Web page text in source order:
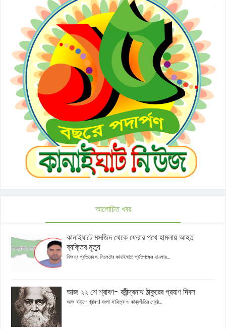
আলোচিত খবর
কানাইঘাটে মসজিদ থেকে ফেরার পথে হামলায় আহত
ব্যক্তির মৃত্যু
নিজস্ব প্রতিবেদক: সিলেটের কানাইঘাটে প্রতিপক্ষের হামলায়...
আজ ২২ শে শ্রাবণ- রবীন্দ্রনাথ ঠাকুরের প্রয়াণ দিবস
আজ বাইশে শ্রাবণ। বাংলা সাহিত্য ও কাব্যগীতির শ্রেষ্ঠ...